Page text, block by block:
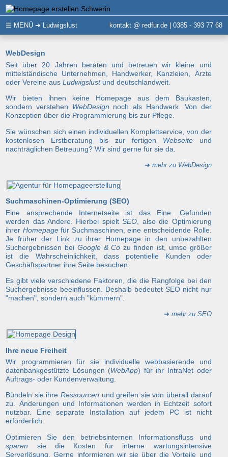
☰ MENÜ ➜ Ludwigslust kontakt @ redfur.de | 0385 - 393 77 68
WebDesign
Seit über 20 Jahren beraten und betreuen wir kleine und
mittelständische Unternehmen, Handwerker, Kanzleien, Ärzte
oder Vereine ausLudwigslustund deutschlandweit.
Wir bieten ihnen keine Homepage aus dem Baukasten,
sondern verstehen WebDesign noch als Handwerk. Von der
Konzeption über die Programmierung bis zur Pflege.
Sie wünschen sich einen individuellen Komplettservice, von der
kostenlosen Erstberatung bis zur fertigen Webseiteund
nachträglichen Betreuung? Wir sind gerne für sie da.
➜ mehr zu WebDesign
Suchmaschinen-Optimierung (SEO)
Eine ansprechende Internetseite ist das Eine. Gefunden
werden das Andere. Hierbei spieltSEO , also die Optimierung
ihrer Homepagefür Suchmaschinen, eine entscheidende Rolle.
Je früher der Link zu ihrer Homepage in den unbezahlten
Suchergebnissen bei Google & Co zu finden ist, umso größer
ist die Wahrscheinlichkeit, dass potentielle Kunden oder
Geschäftspartner ihre Seite besuchen.
Es gibt viele verschiedene Faktoren, die die Rangfolge bei den
Suchergebnisse beeinflussen. Deshalb bedeutet SEO nicht nur
"machen", sondern auch "kümmern".
➜ mehr zu SEO
Ihre neue Freiheit
Wir programmieren für sie individuelle webbasierende und
datenbankgestützte Lösungen (WebApp) für ihr IntraNet oder
Auftrags- oder Kundenverwaltung.
Bündeln sie ihre Ressourcen und greifen sie von überall darauf
zu. Änderungen und Informationen werden in Echtzeit sofort
nutzbar. Eine separate Installation auf jedem PC ist nicht
erforderlich.
Optimieren Sie den betriebsinternen Informationsfluss und
sparen sie die Kosten für interne wartungsintensive
Serverlösung. Gerne informieren wir sie über die Vorteile und